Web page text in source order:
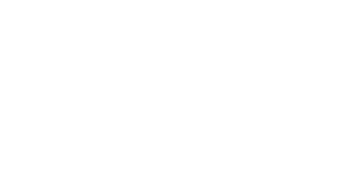
ambiental com soluções
Quer saber mais sobre nossas
entre em contato com nossos
mais.
ambiental cetesb